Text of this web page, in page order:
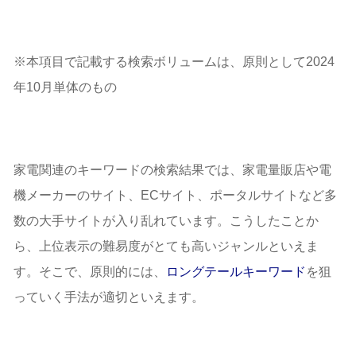
※本項目で記載する検索ボリュームは、原則として2024
年10月単体のもの
家電関連のキーワードの検索結果では、家電量販店や電
機メーカーのサイト、ECサイト、ポータルサイトなど多
数の大手サイトが入り乱れています。こうしたことか
ら、上位表示の難易度がとても高いジャンルといえま
す。そこで、原則的には、
ロングテールキーワード を狙
っていく手法が適切といえます。